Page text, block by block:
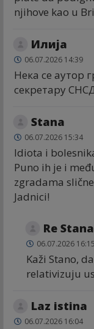
njihove kao u
Илија
06.07.2026 14:39
Нека се аутор
секретару
Stana
06.07.2026 15:34
Idiota i
Puno ih je i
zgradama
Jadnici!
Re Stana
06.07.2026 16:15
Kaži Stano,
relativizuju
Laz istina
06.07.2026 16:04